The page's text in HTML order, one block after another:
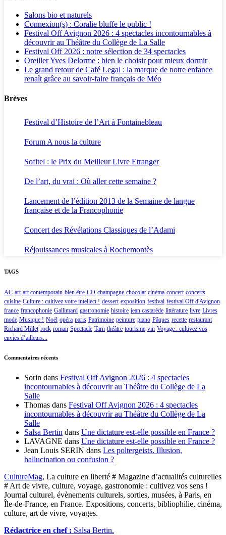
Salons bio et naturels
Connexion(s) : Coralie bluffe le public !
Festival Off Avignon 2026 : 4 spectacles incontournables à
découvrir au Théâtre du Collège de La Salle
Festival Off 2026 : notre sélection de 34 spectacles
Oreiller Yves Delorme : bien le choisir pour mieux dormir
Le grand retour de Café Legal : la marque de notre enfance
renaît grâce au savoir-faire français de Méo
Brèves
Festival d’Histoire de l’Art à Fontainebleau
Forum A nous la culture
Sofitel : le Prix du Meilleur Livre Etranger
De l’art, du vrai : Où aller cette semaine ?
Lancement de l’édition 2013 de la Semaine de langue
française et de la Francophonie
Concert des Révélations Classiques de l’Adami
Réjouissances musicales à Rochemontès
TAGS
AC art art contemporain bien être CD champagne chocolat cinéma concert concerts
cuisine Culture : cultivez votre intellect ! dessert exposition festival festival Off d'Avignon
france francophonie Gallimard gastronomie histoire jean castarède littérature livre Livres
mode Musique ! Noël opéra paris Patrimoine peinture piano Pâques recette restaurant
Richard Millet rock roman Spectacle Tarn théâtre tourisme vin Voyage : cultivez vos
envies d’ailleurs...
Commentaires récents
Sorin dans Festival Off Avignon 2026 : 4 spectacles
incontournables à découvrir au Théâtre du Collège de La
Salle
Thomas dans Festival Off Avignon 2026 : 4 spectacles
incontournables à découvrir au Théâtre du Collège de La
Salle
Salsa Bertin dans Une dictature est-elle possible en France ?
LAVAGNE dans Une dictature est-elle possible en France ?
Jean Louis SERIN dans Les poltergeists. Illusion,
hallucination ou confusion ?
CultureMag, La culture en liberté # Magazine d’actualités culturelles
# Art de vivre, culture, voyage, gastronomie : cultivez vos sens !
Journal culturel, évènements culturels, sorties, musées, à Paris, en
Île-de-France, en France. Expositions, concerts, bibliophilie, cinéma,
culture, art de vivre, voyages.
Rédactrice en chef : Salsa Bertin.